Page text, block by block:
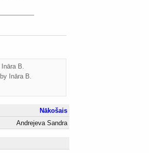
Ināra B.
by Ināra B.
Nākošais
Andrejeva Sandra